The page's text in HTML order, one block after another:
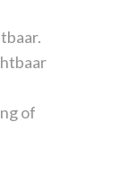
of